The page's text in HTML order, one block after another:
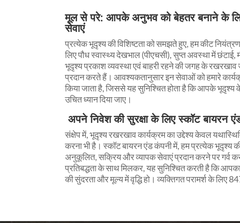
मूल से परे: आपके अनुभव को बेहतर बनाने के
सेवाएं
प्रत्येक भूदृश्य की विशिष्टता को समझते हुए, हम कीट
लिए पौध स्वास्थ्य देखभाल (पीएचसी), सुप्त अवस्था में छंटाई,
भूदृश्य प्रकाश व्यवस्था एवं बाहरी रहने की जगह के रखरखाव
प्रदान करते हैं। आवश्यकतानुसार इन सेवाओं को हमारे
किया जाता है, जिससे यह सुनिश्चित होता है कि आपके
उचित ध्यान दिया जाए।
अपने निवेश की सुरक्षा के लिए स्कॉट बायरन
संक्षेप में, भूदृश्य रखरखाव कार्यक्रम का उद्देश्य केवल
करना भी है। स्कॉट बायरन एंड कंपनी में, हम प्रत्येक
अनुकूलित, सक्रिय और व्यापक सेवाएं प्रदान करने पर गर्व
प्रतिबद्धता के साथ मिलकर, यह सुनिश्चित करती है कि
की सुंदरता और मूल्य में वृद्धि हो। व्यक्तिगत परामर्श के